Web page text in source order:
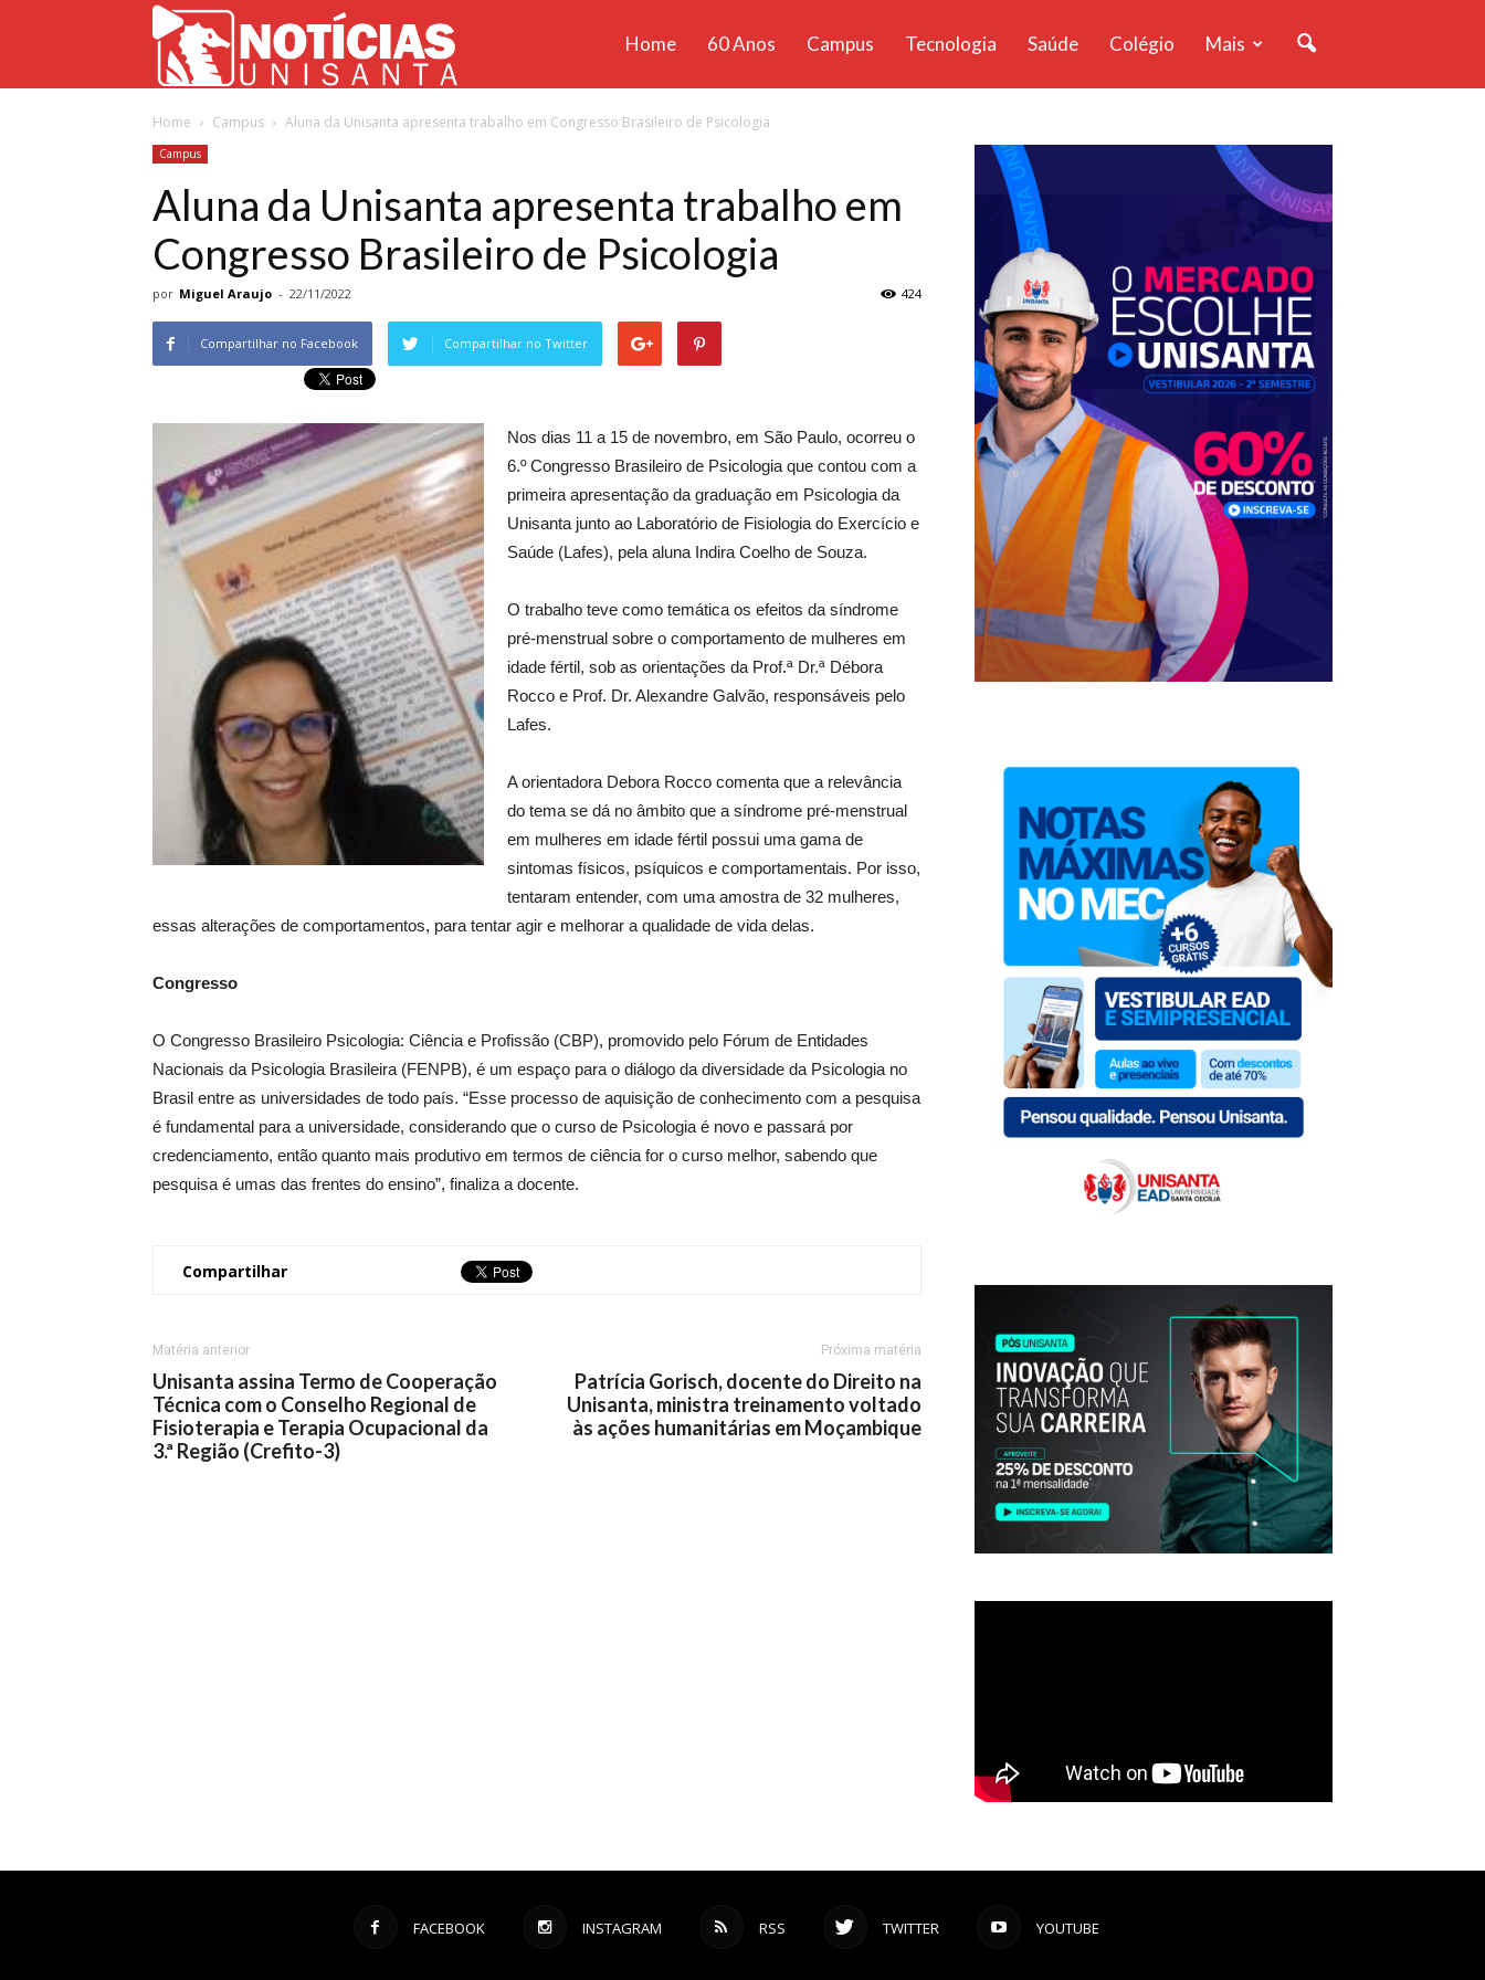
Unisanta
Home 60 Anos Campus Tecnologia Saúde Colégio Mais
Home Campus Aluna da Unisanta apresenta trabalho em Congresso Brasileiro de Psicologia
Campus
Aluna da Unisanta apresenta trabalho em
Congresso Brasileiro de Psicologia
por Miguel Araujo - 22/11/2022 424
Compartilhar no Facebook Compartilhar no Twitter
Nos dias 11 a 15 de novembro, em São Paulo, ocorreu o
6.º Congresso Brasileiro de Psicologia que contou com a
primeira apresentação da graduação em Psicologia da
Unisanta junto ao Laboratório de Fisiologia do Exercício e
Saúde (Lafes), pela aluna Indira Coelho de Souza.
O trabalho teve como temática os efeitos da síndrome
pré-menstrual sobre o comportamento de mulheres em
idade fértil, sob as orientações da Prof.ª Dr.ª Débora
Rocco e Prof. Dr. Alexandre Galvão, responsáveis pelo
Lafes.
A orientadora Debora Rocco comenta que a relevância
do tema se dá no âmbito que a síndrome pré-menstrual
em mulheres em idade fértil possui uma gama de
sintomas físicos, psíquicos e comportamentais. Por isso,
tentaram entender, com uma amostra de 32 mulheres,
essas alterações de comportamentos, para tentar agir e melhorar a qualidade de vida delas.
Congresso
O Congresso Brasileiro Psicologia: Ciência e Profissão (CBP), promovido pelo Fórum de Entidades
Nacionais da Psicologia Brasileira (FENPB), é um espaço para o diálogo da diversidade da Psicologia no
Brasil entre as universidades de todo país. “Esse processo de aquisição de conhecimento com a pesquisa
é fundamental para a universidade, considerando que o curso de Psicologia é novo e passará por
credenciamento, então quanto mais produtivo em termos de ciência for o curso melhor, sabendo que
pesquisa é umas das frentes do ensino”, finaliza a docente.
Compartilhar
Matéria anterior
Unisanta assina Termo de Cooperação
Técnica com o Conselho Regional de
Fisioterapia e Terapia Ocupacional da
3.ª Região (Crefito-3)
Próxima matéria
Patrícia Gorisch, docente do Direito na
Unisanta, ministra treinamento voltado
às ações humanitárias em Moçambique
FACEBOOK INSTAGRAM RSS TWITTER YOUTUBE